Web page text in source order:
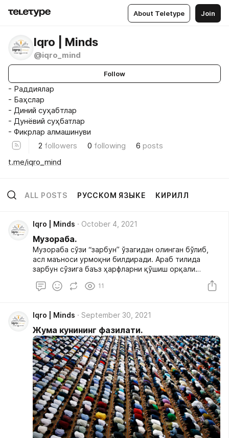
About Teletype Join
Iqro | Minds
@iqro_mind
Follow
- Раддиялар
- Баҳслар
- Диний суҳабтлар
- Дунёвий суҳбатлар
- Фикрлар алмашинуви
2 followers 0 following 6 posts
t.me/iqro_mind
ALL POSTS РУССКОМ ЯЗЫКЕ КИРИЛЛ
Iqro | Minds October 4, 2021
Музораба.
Музораба сўзи “зарбун” ўзагидан олинган бўлиб,
асл маъноси урмоқни билдиради. Араб тилида
зарбун сўзига баъз ҳарфларни қўшиш орқали
дейиш билан ҳисса қўшиш, сафар қилиш
11
Iqro | Minds September 30, 2021
Жума кунининг фазилати.